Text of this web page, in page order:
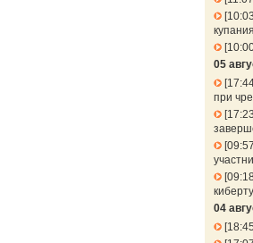
10:03
купания
05
при
17:23
09:57
04
18:45